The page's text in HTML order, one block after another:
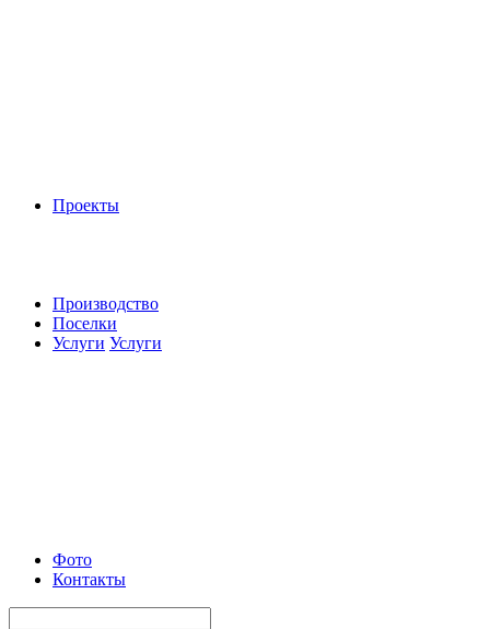
Проекты
Производство
Поселки
Услуги Услуги
Фото
Контакты